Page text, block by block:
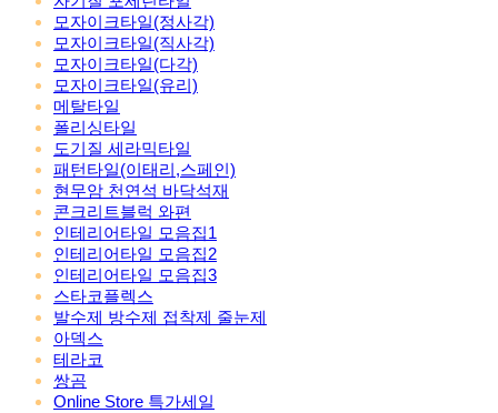
모자이크타일(정사각)
모자이크타일(직사각)
모자이크타일(다각)
모자이크타일(유리)
메탈타일
폴리싱타일
도기질 세라믹타일
패턴타일(이태리,스페인)
현무암 천연석 바닥석재
콘크리트블럭 와편
인테리어타일 모음집1
인테리어타일 모음집2
인테리어타일 모음집3
스타코플렉스
발수제 방수제 접착제 줄눈제
아덱스
테라코
쌍곰
Online Store 특가세일